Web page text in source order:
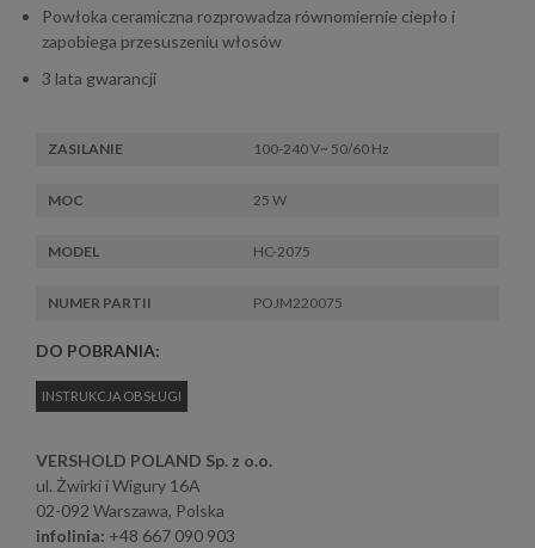
Powłoka ceramiczna rozprowadza równomiernie ciepło i
zapobiega przesuszeniu włosów
3 lata gwarancji
ZASILANIE 100-240 V~ 50/60 Hz
MOC 25 W
MODEL HC-2075
NUMER PARTII POJM220075
DO POBRANIA:
INSTRUKCJA OBSŁUGI
VERSHOLD POLAND Sp. z o.o.
ul. Żwirki i Wigury 16A
02-092 Warszawa, Polska
infolinia: +48 667 090 903